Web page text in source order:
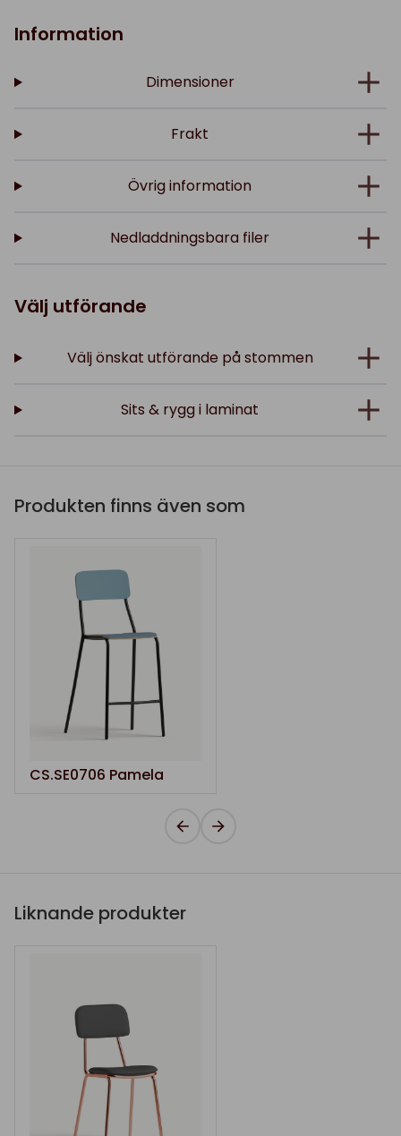
Information
Dimensioner
Frakt
Övrig information
Nedladdningsbara filer
Välj utförande
Välj önskat utförande på stommen
Sits & rygg i laminat
Produkten finns även som
CS.SE0706 Pamela
Liknande produkter